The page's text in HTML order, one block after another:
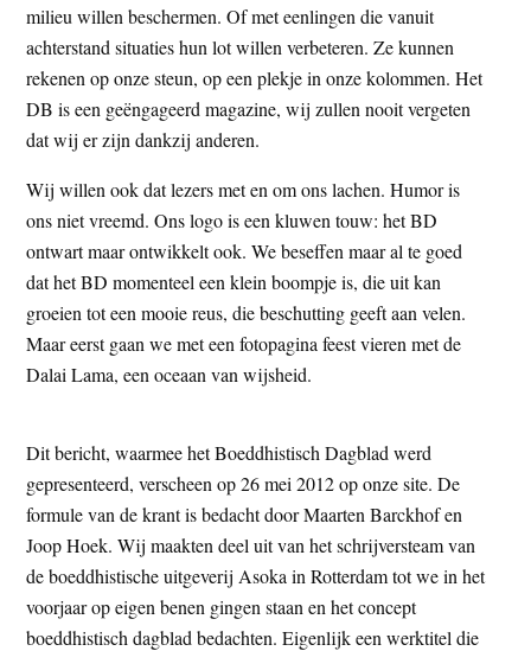
milieu willen beschermen. Of met eenlingen die vanuit
achterstand situaties hun lot willen verbeteren. Ze kunnen
rekenen op onze steun, op een plekje in onze kolommen. Het
DB is een geëngageerd magazine, wij zullen nooit vergeten
dat wij er zijn dankzij anderen.
Wij willen ook dat lezers met en om ons lachen. Humor is
ons niet vreemd. Ons logo is een kluwen touw: het BD
ontwart maar ontwikkelt ook. We beseffen maar al te goed
dat het BD momenteel een klein boompje is, die uit kan
groeien tot een mooie reus, die beschutting geeft aan velen.
Maar eerst gaan we met een fotopagina feest vieren met de
Dalai Lama, een oceaan van wijsheid.
Dit bericht, waarmee het Boeddhistisch Dagblad werd
gepresenteerd, verscheen op 26 mei 2012 op onze site. De
formule van de krant is bedacht door Maarten Barckhof en
Joop Hoek. Wij maakten deel uit van het schrijversteam van
de boeddhistische uitgeverij Asoka in Rotterdam tot we in het
voorjaar op eigen benen gingen staan en het concept
boeddhistisch dagblad bedachten. Eigenlijk een werktitel die